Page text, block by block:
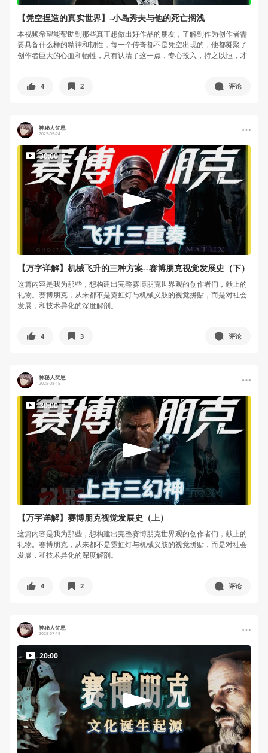
【凭空捏造的真实世界】-小岛秀夫与他的死亡搁浅
本视频希望能帮助到那些真正想做出好作品的朋友，了解到作为创作者需
要具备什么样的精神和韧性，每一个传奇都不是凭空出现的，他都凝聚了
创作者巨大的心血和牺牲，只有认清了这一点，专心投入，持之以恒，才
4 2 评论
神秘人梵恩
2025-09-24
30:00
【万字详解】机械飞升的三种方案--赛博朋克视觉发展史（下）
这篇内容是我为那些，想构建出完整赛博朋克世界观的创作者们，献上的
礼物。赛博朋克，从来都不是霓虹灯与机械义肢的视觉拼贴，而是对社会
发展，和技术异化的深度解剖。
4 3 评论
神秘人梵恩
2025-08-15
30:00
【万字详解】赛博朋克视觉发展史（上）
这篇内容是我为那些，想构建出完整赛博朋克世界观的创作者们，献上的
礼物。赛博朋克，从来都不是霓虹灯与机械义肢的视觉拼贴，而是对社会
发展，和技术异化的深度解剖。
4 2 评论
神秘人梵恩
2025-07-19
20:00